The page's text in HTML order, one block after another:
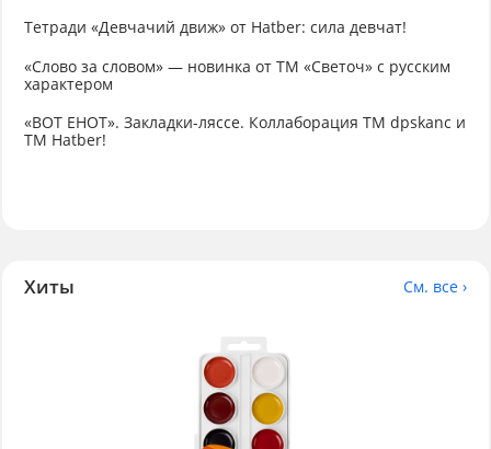
Тетради «Девчачий движ» от Hatber: сила девчат!
«Слово за словом» — новинка от ТМ «Светоч» с русским
характером
«ВОТ ЕНОТ». Закладки-ляссе. Коллаборация TM dpskanc и
ТМ Hatber!
Хиты См. все ›